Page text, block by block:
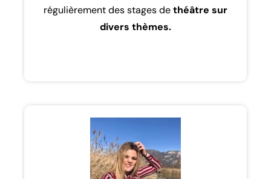
régulièrement des stages dethéâtre sur
divers thèmes.